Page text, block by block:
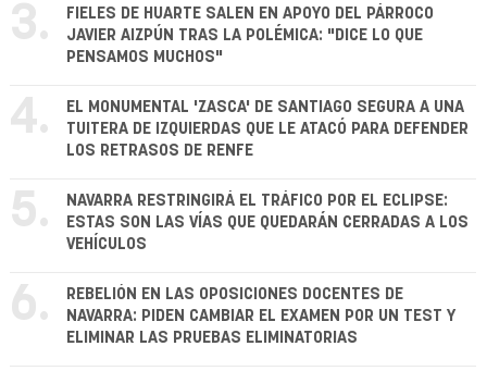
3.
FIELES DE HUARTE SALEN EN APOYO DEL PÁRROCO
JAVIER AIZPÚN TRAS LA POLÉMICA: "DICE LO QUE
PENSAMOS MUCHOS"
4.
EL MONUMENTAL 'ZASCA' DE SANTIAGO SEGURA A UNA
TUITERA DE IZQUIERDAS QUE LE ATACÓ PARA DEFENDER
LOS RETRASOS DE RENFE
5.
NAVARRA RESTRINGIRÁ EL TRÁFICO POR EL ECLIPSE:
ESTAS SON LAS VÍAS QUE QUEDARÁN CERRADAS A LOS
VEHÍCULOS
6.
REBELIÓN EN LAS OPOSICIONES DOCENTES DE
NAVARRA: PIDEN CAMBIAR EL EXAMEN POR UN TEST Y
ELIMINAR LAS PRUEBAS ELIMINATORIAS